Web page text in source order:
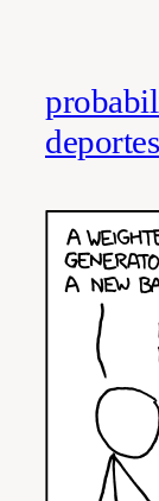
deportes